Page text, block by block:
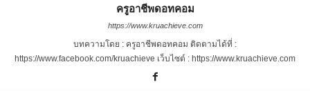
ครูอาชีพดอทคอม
https://www.kruachieve.com
บทความโดย : ครูอาชีพดอทคอม ติดตามได้ที่ :
https://www.facebook.com/kruachieve เว็บไซต์ : https://www.kruachieve.com